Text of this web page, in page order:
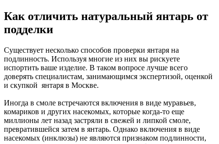
Как отличить натуральный янтарь от
подделки
Существует несколько способов проверки янтаря на
подлинность. Используя многие из них вы рискуете
испортить ваше изделие. В таком вопросе лучше всего
доверять специалистам, занимающимся экспертизой, оценкой
и скупкой янтаря в Москве.
Иногда в смоле встречаются включения в виде муравьев,
комариков и других насекомых, которые когда-то еще
миллионы лет назад застряли в свежей и липкой смоле,
превратившейся затем в янтарь. Однако включения в виде
насекомых (инклюзы) не являются признаком подлинности,